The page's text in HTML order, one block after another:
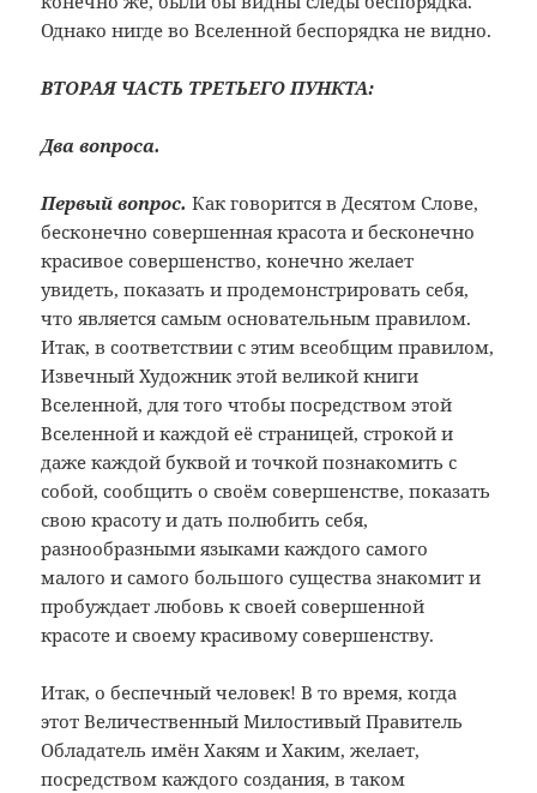
Однако нигде во Вселенной беспорядка не видно.
ВТОРАЯ ЧАСТЬ ТРЕТЬЕГО ПУНКТА:
Два вопроса.
Первый вопрос. Как говорится в Десятом Слове,
бесконечно совершенная красота и бесконечно
красивое совершенство, конечно желает
увидеть, показать и продемонстрировать себя,
что является самым основательным правилом.
Итак, в соответствии с этим всеобщим правилом,
Извечный Художник этой великой книги
Вселенной, для того чтобы посредством этой
Вселенной и каждой её страницей, строкой и
даже каждой буквой и точкой познакомить с
собой, сообщить о своём совершенстве, показать
свою красоту и дать полюбить себя,
разнообразными языками каждого самого
малого и самого большого существа знакомит и
пробуждает любовь к своей совершенной
красоте и своему красивому совершенству.
Итак, о беспечный человек! В то время, когда
этот Величественный Милостивый Правитель
Обладатель имён Хакям и Хаким, желает,
посредством каждого создания, в таком